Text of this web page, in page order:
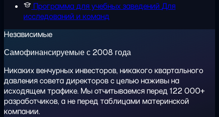
Программа для учебных заведений Для
исследований и команд
Независимые
Самофинансируемые с 2008 года
Никаких венчурных инвесторов, никакого квартального
давления совета директоров с целью наживы на
исходящем трафике. Мы отчитываемся перед 122 000+
разработчиков, а не перед таблицами материнской
компании.